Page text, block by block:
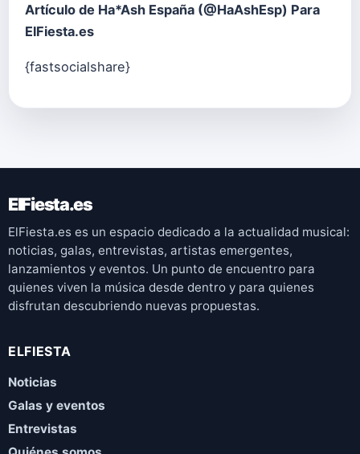
Artículo de Ha*Ash España (@HaAshEsp) Para
ElFiesta.es
{fastsocialshare}
ElFiesta.es
ElFiesta.es es un espacio dedicado a la actualidad musical:
noticias, galas, entrevistas, artistas emergentes,
lanzamientos y eventos. Un punto de encuentro para
quienes viven la música desde dentro y para quienes
disfrutan descubriendo nuevas propuestas.
ELFIESTA
Noticias
Galas y eventos
Entrevistas